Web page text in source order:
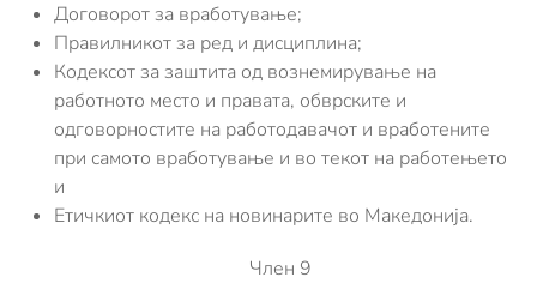
Договорот за вработување;
Правилникот за ред и дисциплина;
Кодексот за заштита од вознемирување на
работното место и правата, обврските и
одговорностите на работодавачот и вработените
при самото вработување и во текот на работењето
и
Етичкиот кодекс на новинарите во Македонија.
Член 9